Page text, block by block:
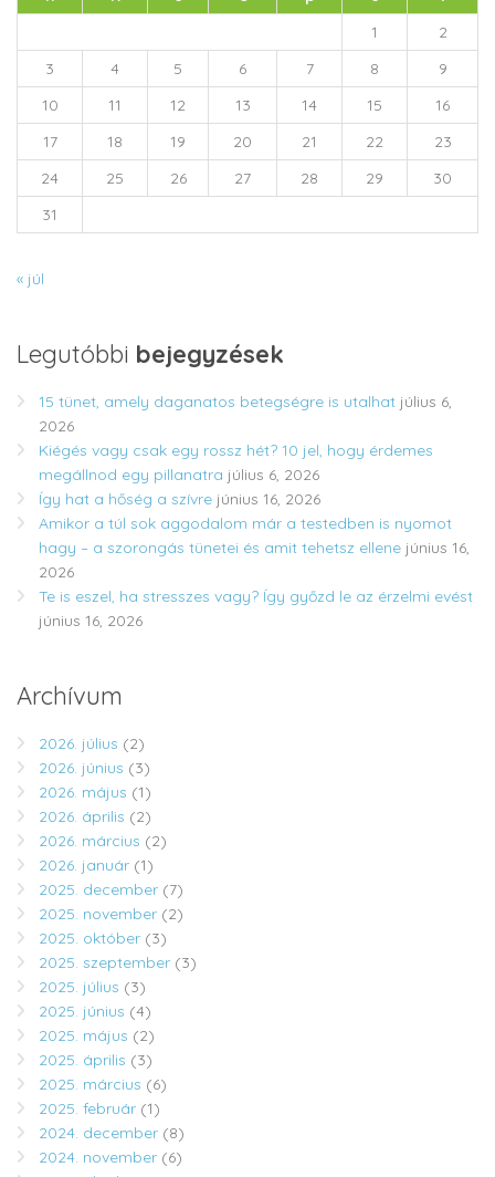
1
2
3
4 5 6 7 8
9
10
11 12 13 14 15
16
17
18 19 20 21 22
23
24
25 26 27 28 29
30
31
« júl
Legutóbbi bejegyzések
15 tünet, amely daganatos betegségre is utalhat július 6,
2026
Kiégés vagy csak egy rossz hét? 10 jel, hogy érdemes
megállnod egy pillanatra július 6, 2026
Így hat a hőség a szívre június 16, 2026
Amikor a túl sok aggodalom már a testedben is nyomot
hagy – a szorongás tünetei és amit tehetsz ellene június 16,
2026
Te is eszel, ha stresszes vagy? Így győzd le az érzelmi evést
június 16, 2026
Archívum
2026. július (2)
2026. június (3)
2026. május (1)
2026. április (2)
2026. március (2)
2026. január (1)
2025. december (7)
2025. november (2)
2025. október (3)
2025. szeptember (3)
2025. július (3)
2025. június (4)
2025. május (2)
2025. április (3)
2025. március (6)
2025. február (1)
2024. december (8)
2024. november (6)